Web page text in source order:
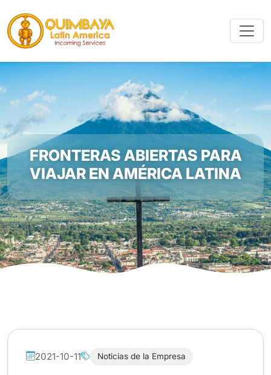
FRONTERAS ABIERTAS PARA
VIAJAR EN AMÉRICA LATINA
2021-10-11 Noticias de la Empresa